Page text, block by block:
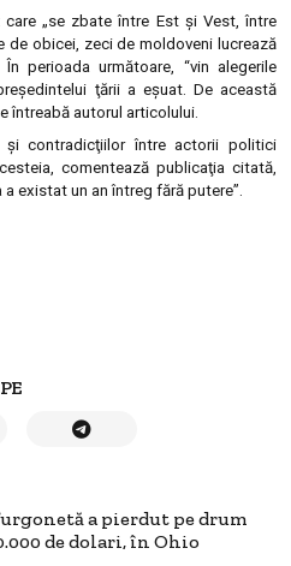
„se zbate între Est şi Vest, între
de obicei, zeci de moldoveni lucrează
perioada următoare, “vin alegerile
ţării a eşuat. De această
întreabă autorul articolului.
şi contradicţiilor între actorii politici
comentează publicaţia citată,
existat un an întreg fără putere”.
a pierdut pe drum
de dolari, în Ohio